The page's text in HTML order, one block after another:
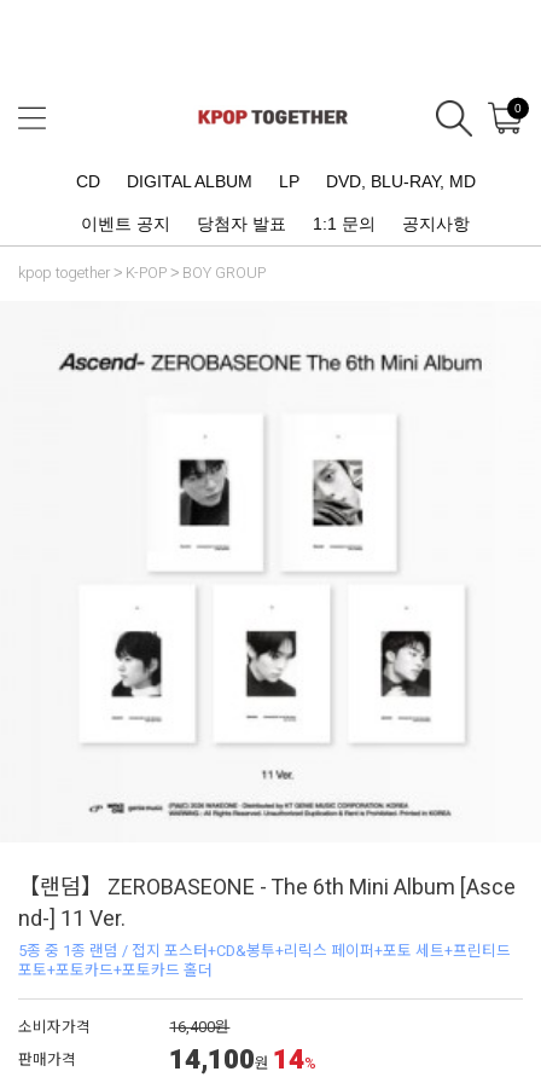
0
CD DIGITAL ALBUM LP DVD, BLU-RAY, MD
이벤트 공지 당첨자 발표 1:1 문의 공지사항
kpop together K-POP BOY GROUP
【랜덤】 ZEROBASEONE - The 6th Mini Album [Asce
nd-] 11 Ver.
5종 중 1종 랜덤 / 접지 포스터+CD&봉투+리릭스 페이퍼+포토 세트+프린티드
포토+포토카드+포토카드 홀더
소비자가격
16,400원
판매가격
14,100원 14%